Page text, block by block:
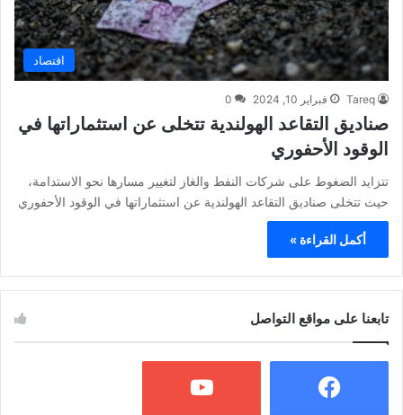
اقتصاد
Tareq فبراير 10, 2024 0
صناديق التقاعد الهولندية تتخلى عن استثماراتها في
الوقود الأحفوري
تتزايد الضغوط على شركات النفط والغاز لتغيير مسارها نحو الاستدامة،
حيث تتخلى صناديق التقاعد الهولندية عن استثماراتها في الوقود الأحفوري
أكمل القراءة »
تابعنا على مواقع التواصل